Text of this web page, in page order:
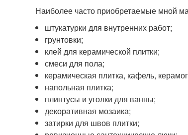
Наиболее часто приобретаемые мной
штукатурки для внутренних работ;
грунтовки;
клей для керамической плитки;
смеси для пола;
керамическая плитка, кафель,
напольная плитка;
плинтусы и уголки для ванны;
декоративная мозаика;
затирки для швов плитки;